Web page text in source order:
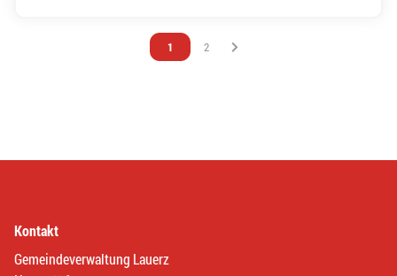
Vous êtes sur la page
1 Vous êtes sur la page
2
Kontakt
Gemeindeverwaltung Lauerz